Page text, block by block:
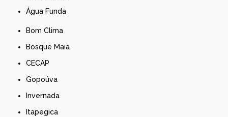
Água Funda
Bom Clima
Bosque Maia
CECAP
Gopoúva
Invernada
Itapegica